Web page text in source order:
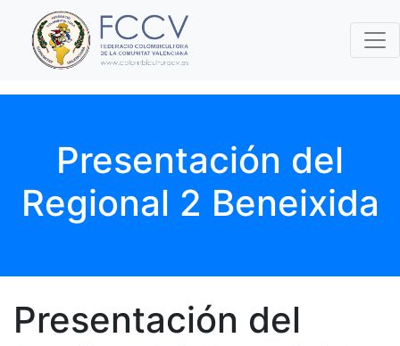
Presentación del
Regional 2 Beneixida
Presentación del